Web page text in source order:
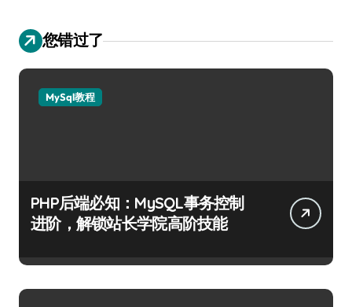
您错过了
MySql教程
PHP后端必知：MySQL事务控制
进阶，解锁站长学院高阶技能